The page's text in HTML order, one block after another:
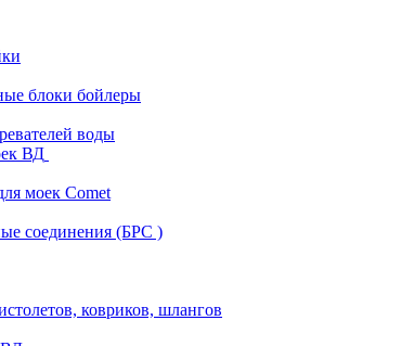
блоки бойлеры
воды
ВД
моек Comet
соединения (БРС )
ковриков, шлангов